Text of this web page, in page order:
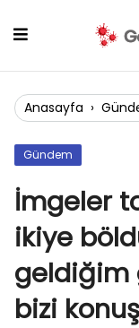
Anasayfa ›
Gündem
İmgeler
ikiye
geldiğim
bizi